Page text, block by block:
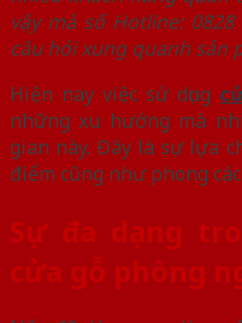
vậy mà số Hotline:
câu hỏi xung quanh sản
Hiện nay việc sử dụng
những xu hướng mà
gian này. Đây là sự lựa
điểm cũng như phong
Sự đa dạng
cửa gỗ phòng